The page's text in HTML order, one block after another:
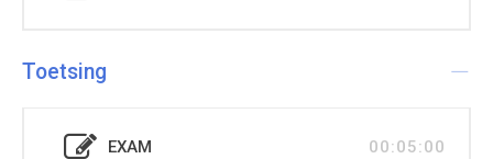
Toetsing
EXAM 00:05:00